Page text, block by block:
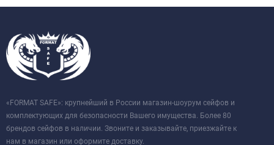
«FORMAT SAFE»: крупнейший в России магазин-шоурум сейфов и
комплектующих для безопасности Вашего имущества. Более 80
брендов сейфов в наличии. Звоните и заказывайте, приезжайте к
нам в магазин или оформите доставку.